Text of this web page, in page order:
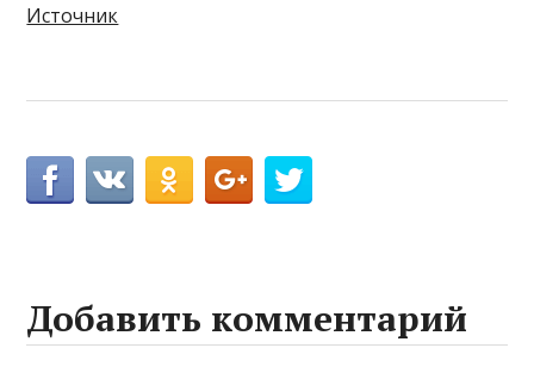
Источник
Добавить комментарий